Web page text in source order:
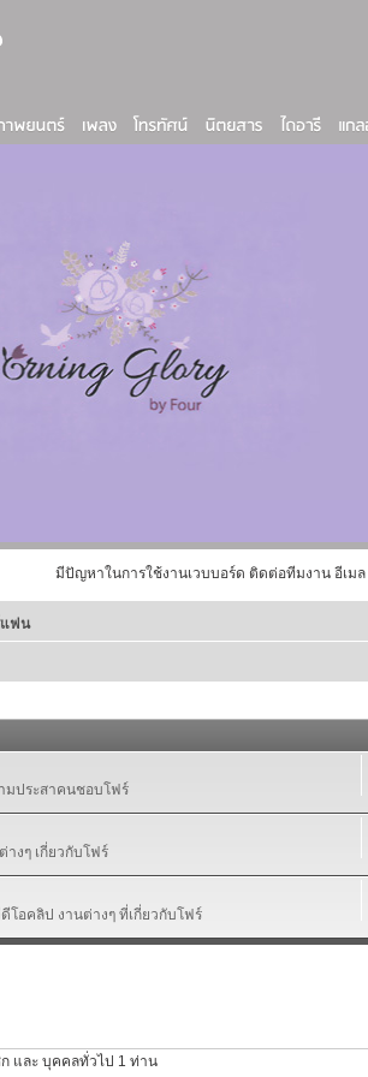
มีปัญหาในการใช้งานเวบบอร์ด ติดต่อทีมงาน อีเมล
ฟน
ประสาคนชอบโฟร์
งๆ เกี่ยวกับโฟร์
โอคลิป งานต่างๆ ที่เกี่ยวกับโฟร์
และ บุคคลทั่วไป 1 ท่าน